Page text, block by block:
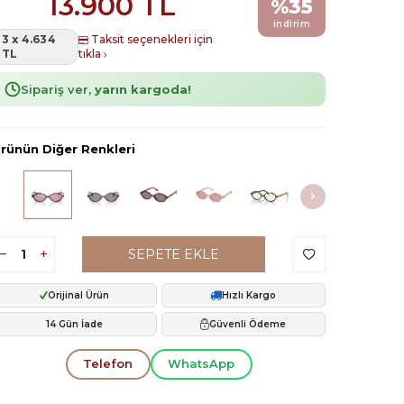
3 x 4.634
TL
Taksit seçenekleri için
tıkla
%35
indirim
Sipariş ver, yarın kargoda!
Diğer Renkleri
SEPETE EKLE
Orijinal Ürün Hızlı Kargo
14 Gün İade Güvenli Ödeme
Telefon WhatsApp